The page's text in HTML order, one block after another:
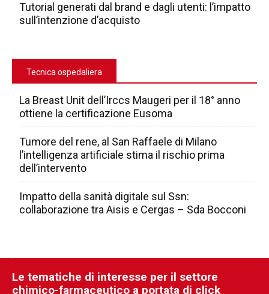
Tutorial generati dal brand e dagli utenti: l’impatto
sull’intenzione d’acquisto
Tecnica ospedaliera
La Breast Unit dell’Irccs Maugeri per il 18° anno
ottiene la certificazione Eusoma
Tumore del rene, al San Raffaele di Milano
l’intelligenza artificiale stima il rischio prima
dell’intervento
Impatto della sanità digitale sul Ssn:
collaborazione tra Aisis e Cergas – Sda Bocconi
Le tematiche di interesse per il settore
chimico-farmaceutico a portata di click